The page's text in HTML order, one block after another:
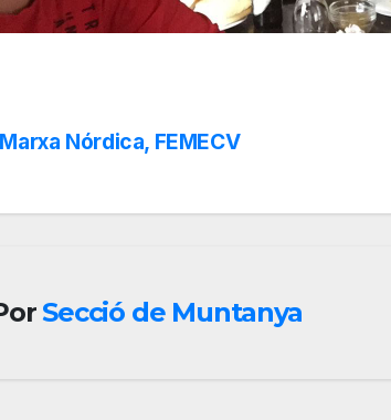
Nórdica, FEMECV
Secció de Muntanya